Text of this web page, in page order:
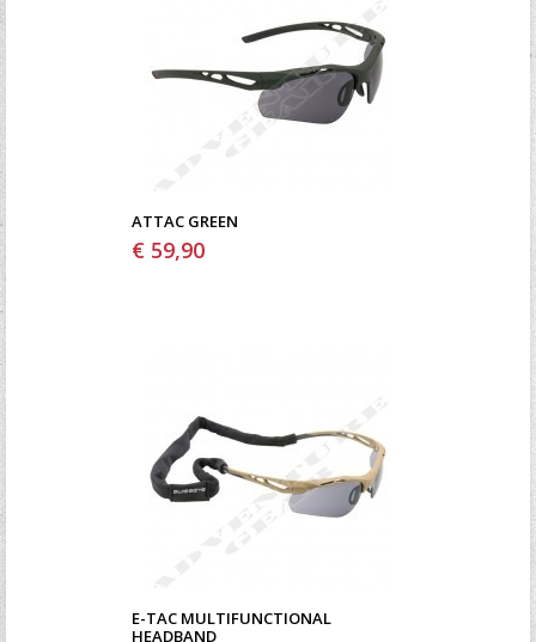
ATTAC GREEN
€ 59,90
E-TAC MULTIFUNCTIONAL
HEADBAND